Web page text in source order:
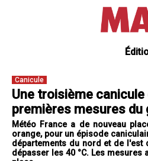
Canicule
Une troisième
premières mesures
Météo France a de nouveau
orange, pour un épisode
départements du nord et de l'est
dépasser les 40 °C. Les mesures